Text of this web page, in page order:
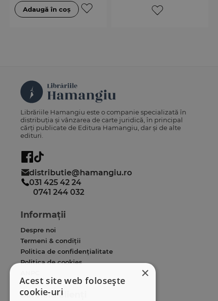
×
Acest site web folosește
cookie-uri
Librăriile Hamangiu este o companie specializată în
distribuția și vânzarea de carte juridică, în principal
cărți publicate de Editura Hamangiu, dar și de alte
edituri.
distributie@hamangiu.ro
031 425 42 24
0741 244 032
Informații
Despre noi
Termeni & condiții
Politica de confidențialitate
Politica de cookies
Serviciu clienți